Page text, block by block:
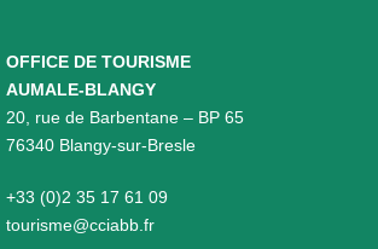
OFFICE DE TOURISME
AUMALE-BLANGY
20, rue de Barbentane – BP 65
76340 Blangy-sur-Bresle
+33 (0)2 35 17 61 09
tourisme@cciabb.fr